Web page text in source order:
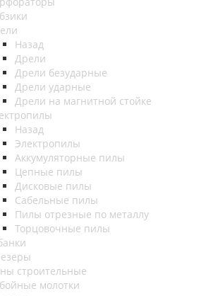
Назад
Дрели
Дрели безударные
Дрели ударные
Дрели на магнитной стойке
Назад
Электропилы
Аккумуляторные пилы
Цепные пилы
Дисковые пилы
Сабельные пилы
Пилы отрезные по металлу
Торцовочные пилы
строительные
молотки